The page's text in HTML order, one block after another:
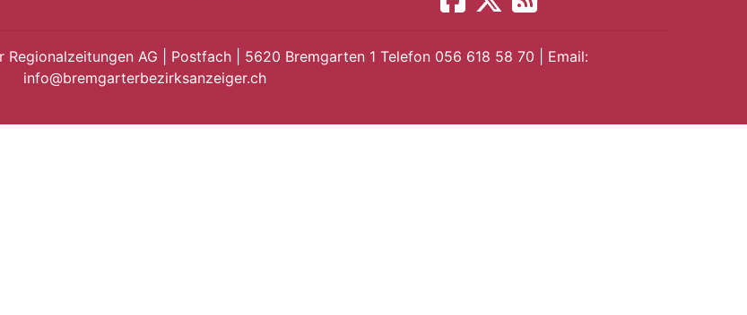
AG | Postfach | 5620 Bremgarten 1 Telefon 056 618 58 70 | Email:
info@bremgarterbezirksanzeiger.ch